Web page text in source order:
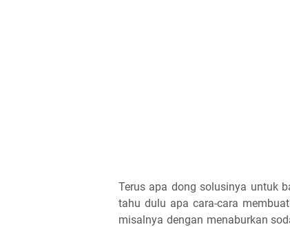
Terus apa dong solusinya untuk
tahu dulu apa cara-cara
misalnya dengan menaburkan